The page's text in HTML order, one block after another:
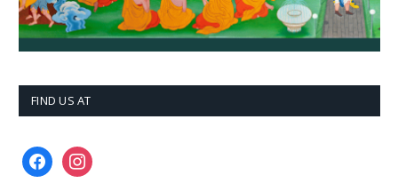
FIND US AT
facebookinstagram